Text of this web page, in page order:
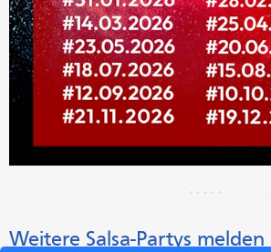
Weitere Salsa-Partys melden